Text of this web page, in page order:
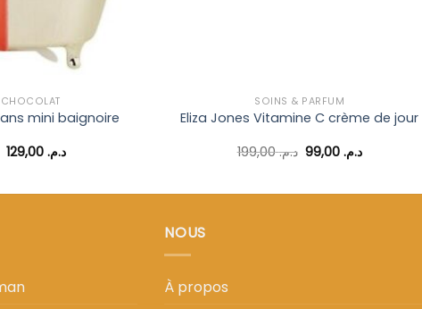
mini baignoire
Le
prix
د.م. 129,00 Le
SOINS & PARFUM
Eliza Jones Vitamine C crème de jour
د.م.199,00 Le
prix
د.م. 99,00 Le
NOUS
À propos